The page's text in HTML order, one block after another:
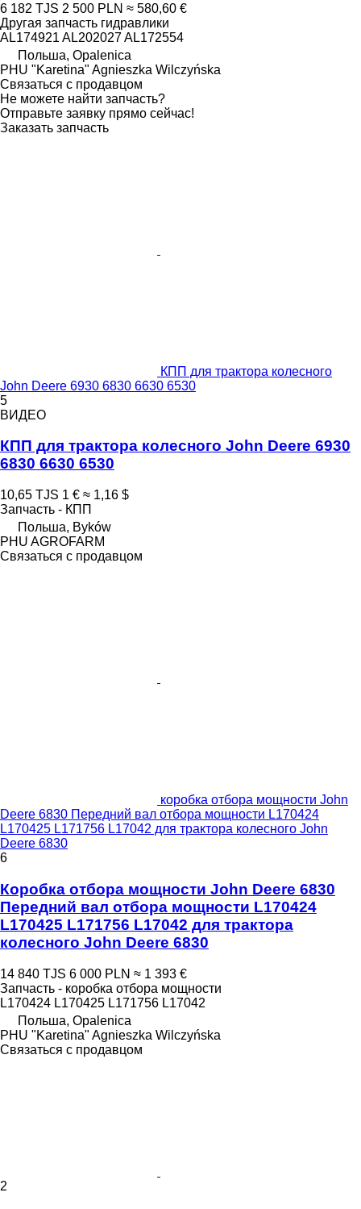
6 182 TJS 2 500 PLN ≈ 580,60 €
Другая запчасть гидравлики
AL174921 AL202027 AL172554
Польша, Opalenica
PHU "Karetina" Agnieszka Wilczyńska
Связаться с продавцом
Не можете найти запчасть?
Отправьте заявку прямо сейчас!
Заказать запчасть
КПП для трактора колесного
John Deere 6930 6830 6630 6530
5
ВИДЕО
КПП для трактора колесного John Deere 6930
6830 6630 6530
10,65 TJS 1 € ≈ 1,16 $
Запчасть - КПП
Польша, Byków
PHU AGROFARM
Связаться с продавцом
коробка отбора мощности John
Deere 6830 Передний вал отбора мощности L170424
L170425 L171756 L17042 для трактора колесного John
Deere 6830
6
Коробка отбора мощности John Deere 6830
Передний вал отбора мощности L170424
L170425 L171756 L17042 для трактора
колесного John Deere 6830
14 840 TJS 6 000 PLN ≈ 1 393 €
Запчасть - коробка отбора мощности
L170424 L170425 L171756 L17042
Польша, Opalenica
PHU "Karetina" Agnieszka Wilczyńska
Связаться с продавцом
2